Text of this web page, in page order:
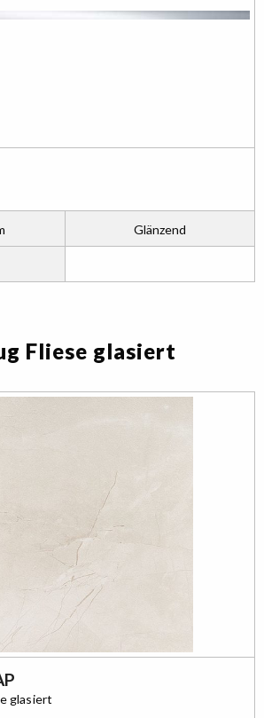
Glänzend
Fliese glasiert
glasiert